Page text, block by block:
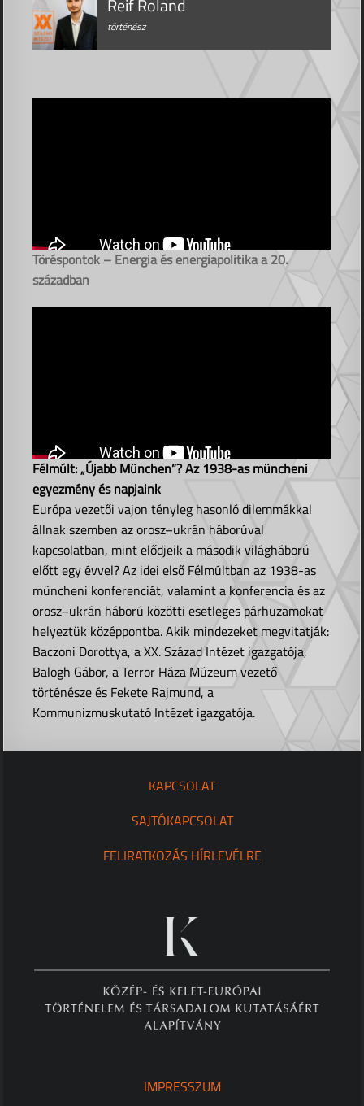
történész
Töréspontok – Energia és energiapolitika a 20.
században
Félmúlt: „Újabb München”? Az 1938-as müncheni
egyezmény és napjaink
Európa vezetői vajon tényleg hasonló dilemmákkal
állnak szemben az orosz–ukrán háborúval
kapcsolatban, mint elődjeik a második világháború
előtt egy évvel? Az idei első Félmúltban az 1938-as
müncheni konferenciát, valamint a konferencia és az
orosz–ukrán háború közötti esetleges párhuzamokat
helyeztük középpontba. Akik mindezeket megvitatják:
Baczoni Dorottya, a XX. Század Intézet igazgatója,
Balogh Gábor, a Terror Háza Múzeum vezető
történésze és Fekete Rajmund, a
Kommunizmuskutató Intézet igazgatója.
KAPCSOLAT
SAJTÓKAPCSOLAT
FELIRATKOZÁS HÍRLEVÉLRE
IMPRESSZUM